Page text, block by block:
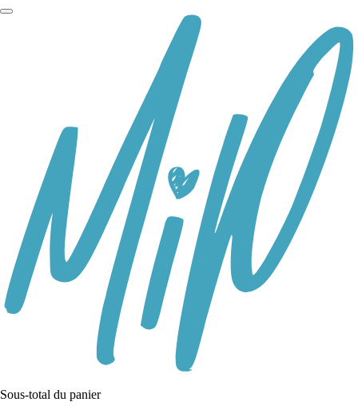
Sous-total du panier